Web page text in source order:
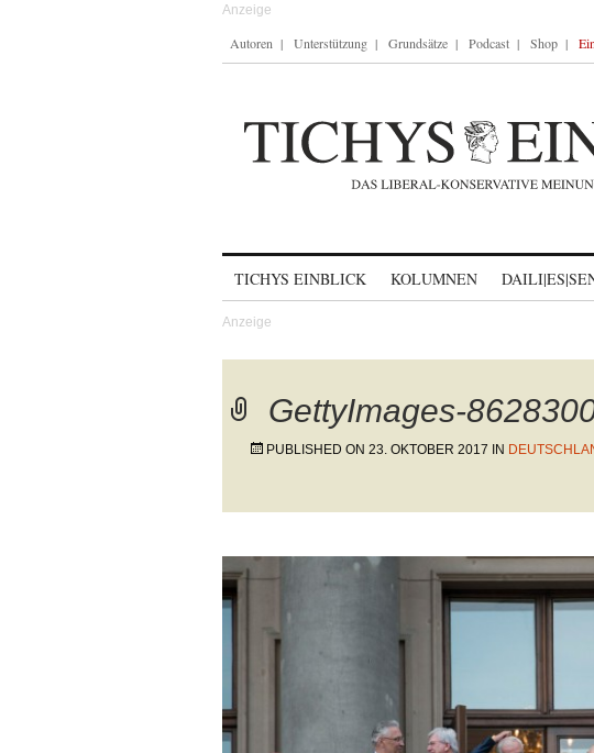
Autoren Unterstützung Grundsätze Podcast Shop
TICHYS EINBLICK KOLUMNEN
GettyImages-
PUBLISHED ON 23. OKTOBER 2017 IN